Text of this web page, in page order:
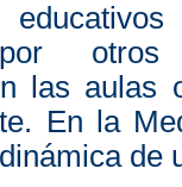
por otros
las aulas
En la
de